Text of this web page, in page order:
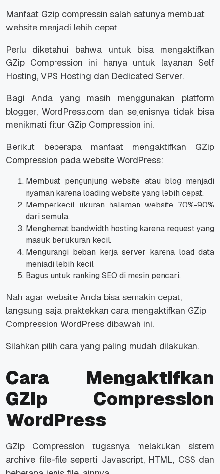
Manfaat Gzip compressin salah satunya membuat
website menjadi lebih cepat.
Perlu diketahui bahwa untuk bisa mengaktifkan
GZip Compression ini hanya untuk layanan Self
Hosting, VPS Hosting dan Dedicated Server.
Bagi Anda yang masih menggunakan platform
blogger, WordPress.com dan sejenisnya tidak bisa
menikmati fitur GZip Compression ini.
Berikut beberapa manfaat mengaktifkan GZip
Compression pada website WordPress:
Membuat pengunjung website atau blog menjadi
nyaman karena loading website yang lebih cepat.
Memperkecil ukuran halaman website 70%-90%
dari semula.
Menghemat bandwidth hosting karena request yang
masuk berukuran kecil.
Mengurangi beban kerja server karena load data
menjadi lebih kecil
Bagus untuk ranking SEO di mesin pencari.
Nah agar website Anda bisa semakin cepat,
langsung saja praktekkan cara mengaktifkan GZip
Compression WordPress dibawah ini.
Silahkan pilih cara yang paling mudah dilakukan.
Cara Mengaktifkan
GZip Compression
WordPress
GZip Compression tugasnya melakukan sistem
archive file-file seperti Javascript, HTML, CSS dan